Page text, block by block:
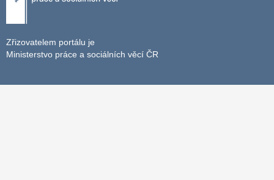
Zřizovatelem portálu je
Ministerstvo práce a sociálních věcí ČR